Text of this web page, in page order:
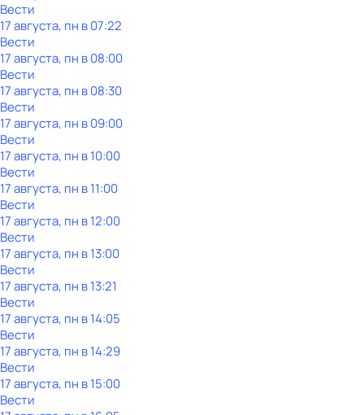
Вести
17 августа, пн в 07:22
Вести
17 августа, пн в 08:00
Вести
17 августа, пн в 08:30
Вести
17 августа, пн в 09:00
Вести
17 августа, пн в 10:00
Вести
17 августа, пн в 11:00
Вести
17 августа, пн в 12:00
Вести
17 августа, пн в 13:00
Вести
17 августа, пн в 13:21
Вести
17 августа, пн в 14:05
Вести
17 августа, пн в 14:29
Вести
17 августа, пн в 15:00
Вести